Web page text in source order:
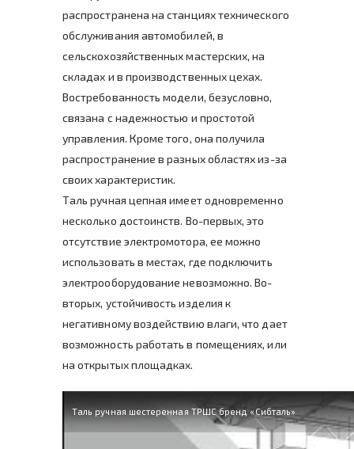
распространена на станциях технического
обслуживания автомобилей, в
сельскохозяйственных мастерских, на
складах и в производственных цехах.
Востребованность модели, безусловно,
связана с надежностью и простотой
управления. Кроме того, она получила
распространение в разных областях из-за
своих характеристик.
Таль ручная цепная имеет одновременно
несколько достоинств. Во-первых, это
отсутствие электромотора, ее можно
использовать в местах, где подключить
электрооборудование невозможно. Во-
вторых, устойчивость изделия к
негативному воздействию влаги, что дает
возможность работать в помещениях, или
на открытых площадках.
Таль ручная шестеренная ТРШС бренд «Сибталь»